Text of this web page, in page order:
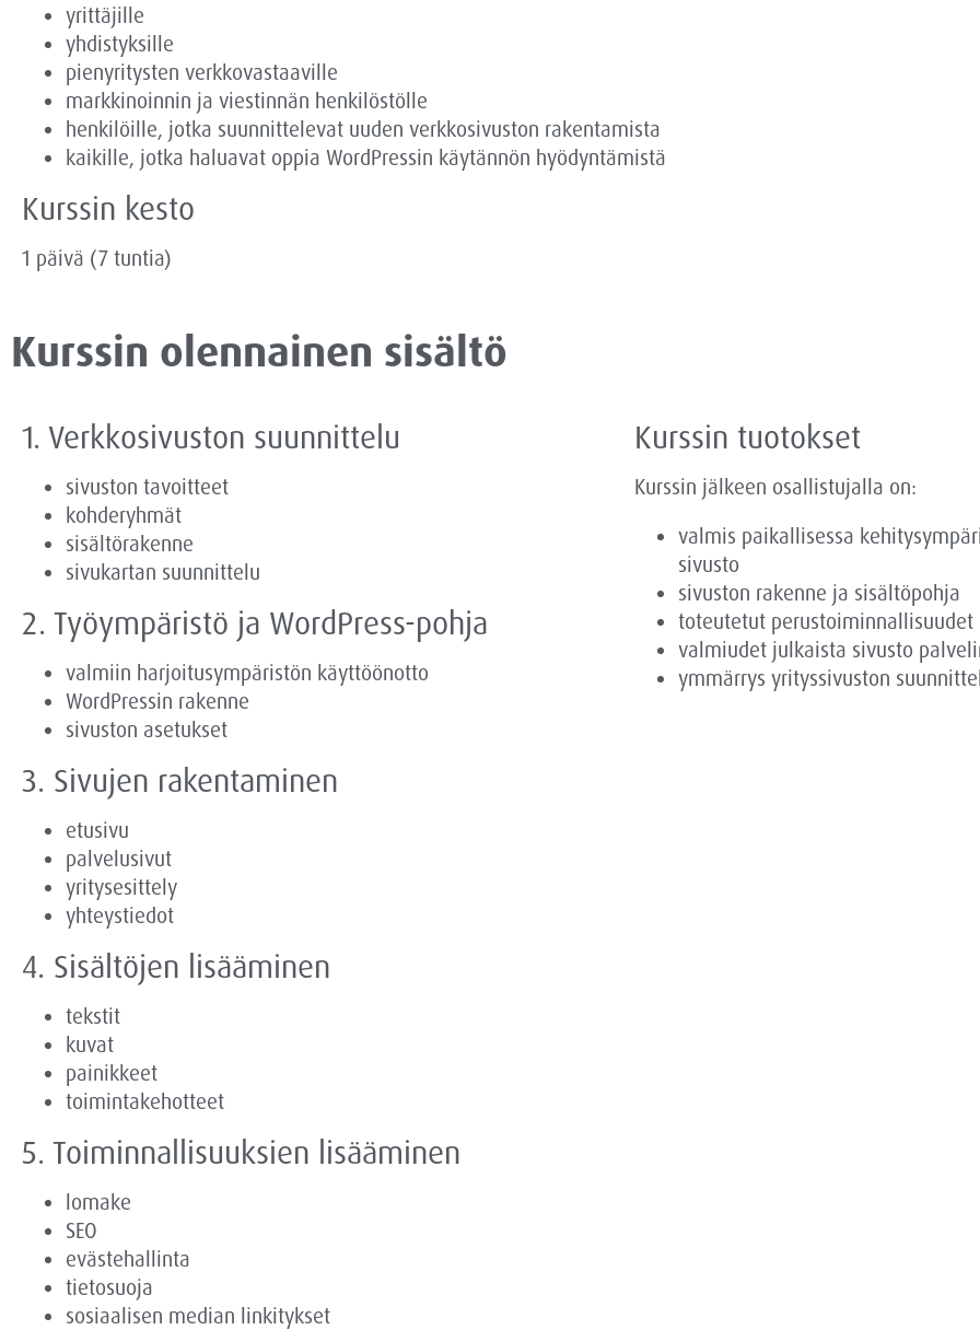
yrittäjille
yhdistyksille
pienyritysten verkkovastaaville
markkinoinnin ja viestinnän henkilöstölle
henkilöille, jotka suunnittelevat uuden verkkosivuston rakentamista
kaikille, jotka haluavat oppia WordPressin käytännön hyödyntämistä
Kurssin kesto
1 päivä (7 tuntia)
Kurssin olennainen sisältö
1. Verkkosivuston suunnittelu
sivuston tavoitteet
kohderyhmät
sisältörakenne
sivukartan suunnittelu
2. Työympäristö ja WordPress-pohja
valmiin harjoitusympäristön käyttöönotto
WordPressin rakenne
sivuston asetukset
3. Sivujen rakentaminen
etusivu
palvelusivut
yritysesittely
yhteystiedot
4. Sisältöjen lisääminen
tekstit
kuvat
painikkeet
toimintakehotteet
5. Toiminnallisuuksien lisääminen
lomake
SEO
evästehallinta
tietosuoja
sosiaalisen median linkitykset
Kurssin tuotokset
Kurssin jälkeen osallistujalla on:
valmis paikallisessa
sivusto
sivuston rakenne ja sisältöpohja
toteutetut perustoiminnallisuudet
valmiudet julkaista sivusto
ymmärrys yrityssivuston